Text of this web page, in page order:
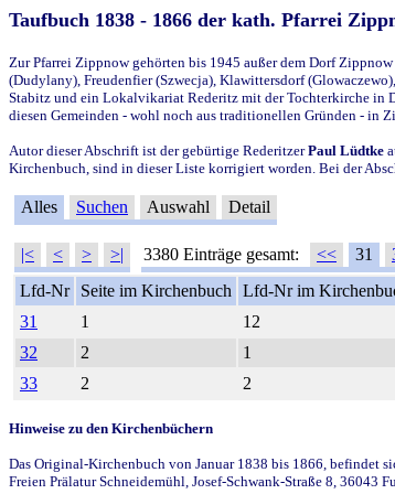
Taufbuch 1838 - 1866 der kath. Pfarrei
Zur Pfarrei Zippnow gehörten bis 1945 außer dem Dorf
(Dudylany), Freudenfier (Szwecja), Klawittersdorf
Stabitz und ein Lokalvikariat Rederitz mit der Tochterkirche in
diesen Gemeinden - wohl noch aus traditionellen Gründen - in
Autor dieser Abschrift ist der gebürtige RederitzerPaul Lüdtke
Kirchenbuch, sind in dieser Liste korrigiert worden. Bei der
Alles Suchen Auswahl Detail
|< < > >| 3380 Einträge gesamt: << 31
Lfd-Nr
Seite im Kirchenbuch Lfd-Nr im
31
1 12
32
2 1
33
2 2
Hinweise zu den Kirchenbüchern
Das Original-Kirchenbuch von Januar 1838 bis 1866, befindet
Freien Prälatur Schneidemühl, Josef-Schwank-Straße 8, 36043